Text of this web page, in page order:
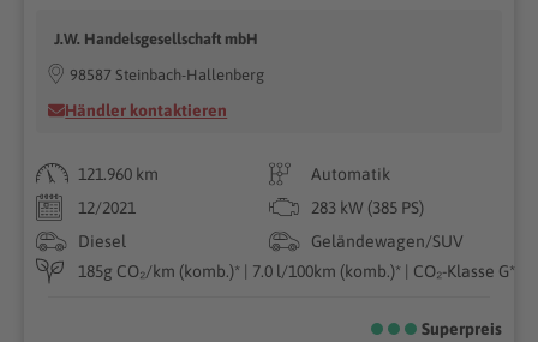
J.W. Handelsgesellschaft mbH
98587 Steinbach-Hallenberg
Händler kontaktieren
121.960 km
Automatik
12/2021
283 kW (385 PS)
Diesel
Geländewagen/SUV
185g CO₂/km (komb.)* | 7.0 l/100km (komb.)* | CO₂-Klasse G*
Superpreis